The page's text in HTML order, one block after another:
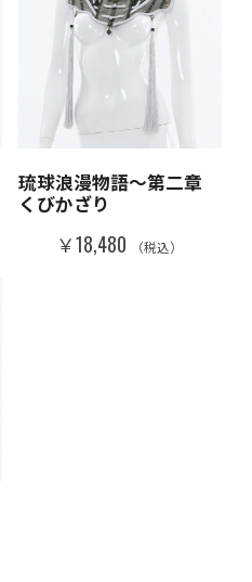
琉球浪漫物語～第二章
くびかざり
￥18,480 （税込）